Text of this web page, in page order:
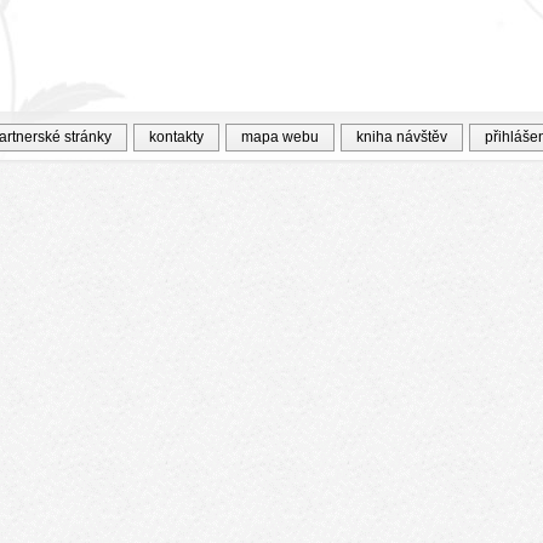
stránky kontakty mapa webu kniha návštěv